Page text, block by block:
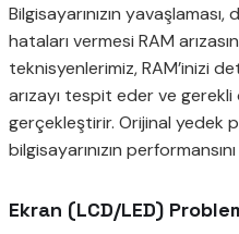
Bilgisayarınızın
hataları vermesi RAM
teknisyenlerimiz, RAM’inizi
arızayı tespit eder ve
gerçekleştirir. Orijinal yedek
bilgisayarınızın
Ekran (LCD/LED)